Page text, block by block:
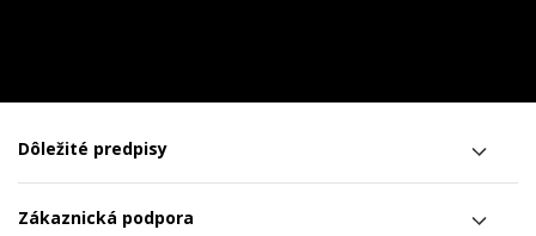
Dôležité predpisy
Zákaznická podpora